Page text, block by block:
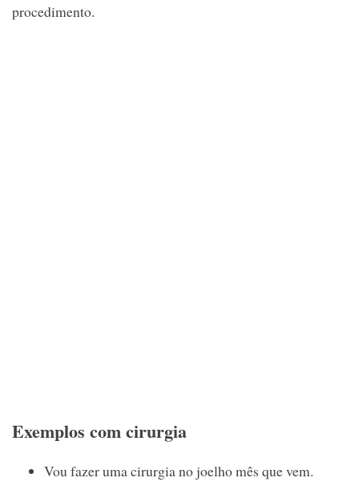
procedimento.
Exemplos com cirurgia
Vou fazer uma cirurgia no joelho mês que vem.